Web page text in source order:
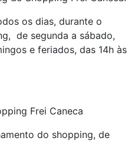
os dias, durante o
de segunda a sábado,
e feriados, das 14h às
Frei Caneca
do shopping, de